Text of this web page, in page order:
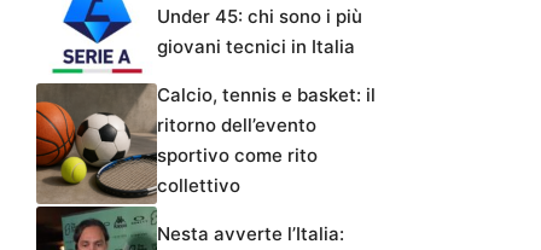
Under 45: chi sono i più
giovani tecnici in Italia
Calcio, tennis e basket: il
ritorno dell’evento
sportivo come rito
collettivo
Nesta avverte l’Italia: